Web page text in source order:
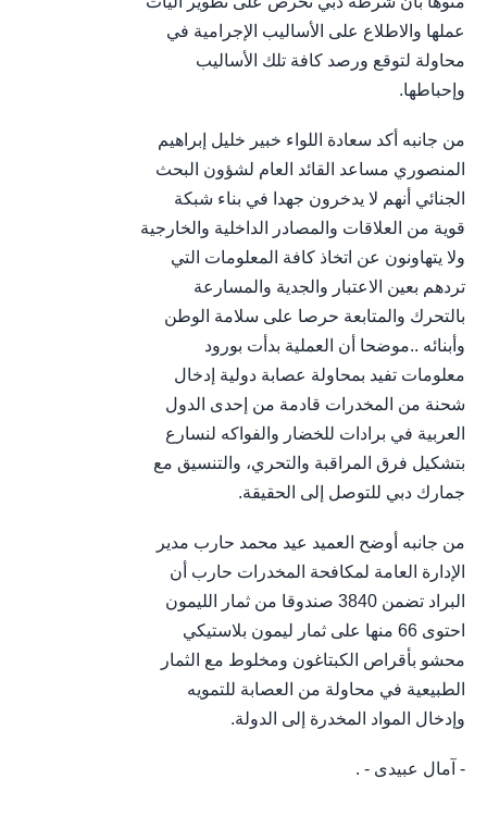
عملها والاطلاع على الأساليب الإجرامية في
محاولة لتوقع ورصد كافة تلك الأساليب
وإحباطها.
من جانبه أكد سعادة اللواء خبير خليل إبراهيم
المنصوري مساعد القائد العام لشؤون البحث
الجنائي أنهم لا يدخرون جهدا في بناء شبكة
قوية من العلاقات والمصادر الداخلية والخارجية
ولا يتهاونون عن اتخاذ كافة المعلومات التي
تردهم بعين الاعتبار والجدية والمسارعة
بالتحرك والمتابعة حرصا على سلامة الوطن
وأبنائه ..موضحا أن العملية بدأت بورود
معلومات تفيد بمحاولة عصابة دولية إدخال
شحنة من المخدرات قادمة من إحدى الدول
العربية في برادات للخضار والفواكه لنسارع
بتشكيل فرق المراقبة والتحري، والتنسيق مع
جمارك دبي للتوصل إلى الحقيقة.
من جانبه أوضح العميد عيد محمد حارب مدير
الإدارة العامة لمكافحة المخدرات حارب أن
البراد تضمن 3840 صندوقا من ثمار الليمون
احتوى 66 منها على ثمار ليمون بلاستيكي
محشو بأقراص الكبتاغون ومخلوط مع الثمار
الطبيعية في محاولة من العصابة للتمويه
وإدخال المواد المخدرة إلى الدولة.
- آمال عبيدى - .